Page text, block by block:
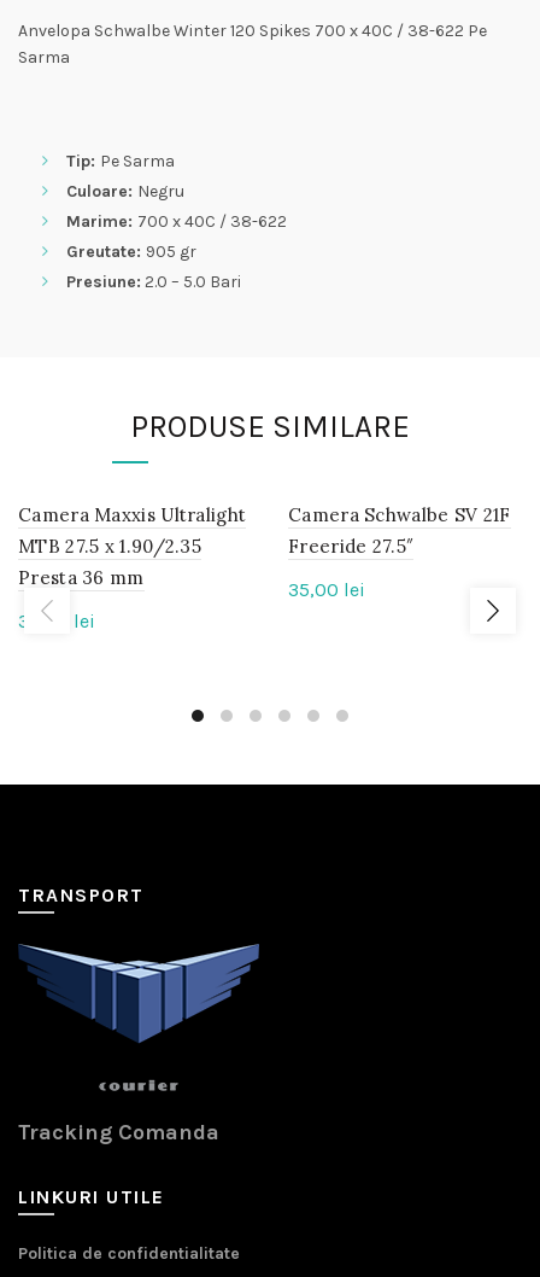
Anvelopa Schwalbe Winter 120 Spikes 700 x 40C / 38-622 Pe
Sarma
Tip: Pe Sarma
Culoare: Negru
Marime: 700 x 40C / 38-622
Greutate: 905 gr
Presiune: 2.0 – 5.0 Bari
PRODUSE SIMILARE
IN
STOC
Camera Maxxis Ultralight
MTB 27.5 x 1.90/2.35
Presta 36 mm
33,00 lei
IN
STOC
Camera Schwalbe SV 21F
Freeride 27.5″
35,00 lei
TRANSPORT
Tracking Comanda
LINKURI UTILE
Politica de confidentialitate